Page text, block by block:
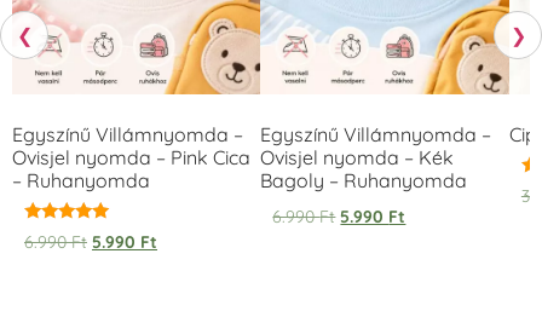
❮
Egyszínű Villámnyomda –
Ovisjel nyomda – Pink Cica
– Ruhanyomda
Értékelés:
5.00
6.990Ft 5.990 Ft
Egyszínű Villámnyomda –
Ovisjel nyomda – Kék
Bagoly – Ruhanyomda
6.990Ft 5.990 Ft
❯